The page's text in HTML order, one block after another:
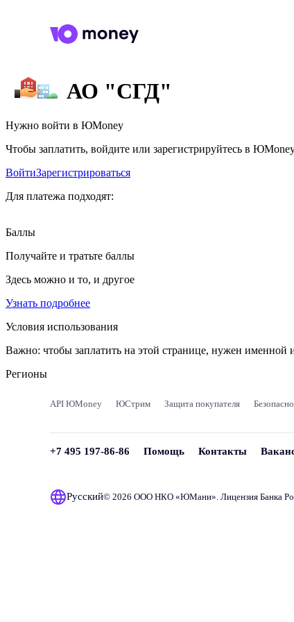
АО "СГД"
Нужно войти в ЮMoney
Чтобы заплатить, войдите или зарегистрируйтесь в
ВойтиЗарегистрироваться
Для платежа подходят:
Баллы
Получайте и тратьте баллы
Здесь можно и то, и другое
Узнать подробнее
Условия использования
Важно: чтобы заплатить на этой странице, нужен
Регионы
API ЮMoney ЮСтрим Защита покупателя
+7 495 197-86-86 Помощь Контакты
Русский© 2026 ООО НКО «ЮМани». Лицензия Банка